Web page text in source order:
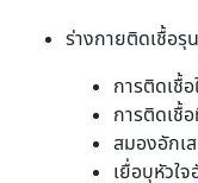
ร่างกายติดเชื้อรุ
การติดเชื้
การติดเชื้
สมองอักเ
เยื่อบุหัวใจ